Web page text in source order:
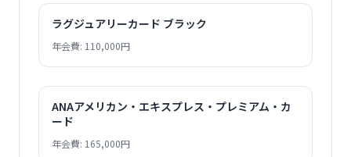
ラグジュアリーカード ブラック
年会費: 110,000円
ANAアメリカン・エキスプレス・プレミアム・カ
ード
年会費: 165,000円